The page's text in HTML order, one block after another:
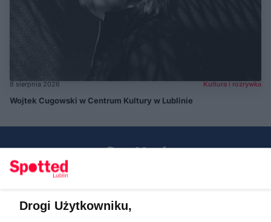
8 sierpnia 2026 Kultura i rozrywka
Wojtek Cugowski w Centrum Kultury w Lublinie
Drogi Użytkowniku,